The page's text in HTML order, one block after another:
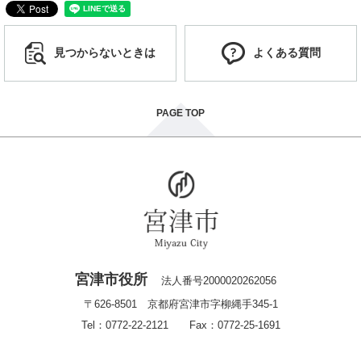
見つからないときは よくある質問
PAGE TOP
宮津市役所
法人番号2000020262056
〒626-8501 京都府宮津市字柳縄手345-1
Tel：0772-22-2121 Fax：0772-25-1691